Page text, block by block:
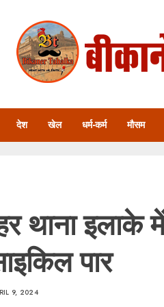
देश खेल धर्म-कर्म मौसम
थाना इलाके
पार
9, 2024